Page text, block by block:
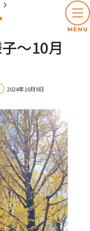
MENU
～10月
2024年10月9日